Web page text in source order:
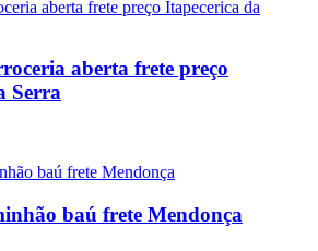
aberta frete preço
Serra
baú frete Mendonça